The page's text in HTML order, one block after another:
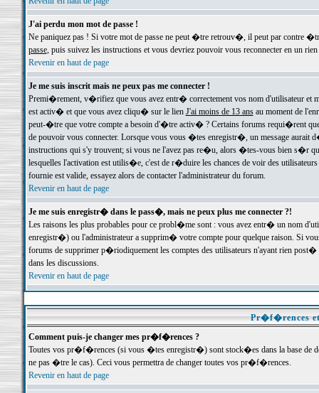
J'ai perdu mon mot de passe !
Ne paniquez pas ! Si votre mot de passe ne peut �tre retrouv�, il peut par contre
passe, puis suivez les instructions et vous devriez pouvoir vous reconnecter en un rien
Revenir en haut de page
Je me suis inscrit mais ne peux pas me connecter !
Premi�rement, v�rifiez que vous avez entr� correctement vos nom d'utilisateur
est activ� et que vous avez cliqu� sur le lien J'ai moins de 13 ansau moment de
peut-�tre que votre compte a besoin d'�tre activ� ? Certains forums requi�rent
de pouvoir vous connecter. Lorsque vous vous �tes enregistr�, un message aurait
instructions qui s'y trouvent; si vous ne l'avez pas re�u, alors �tes-vous bien s�r
lesquelles l'activation est utilis�e, c'est de r�duire les chances de voir des
fournie est valide, essayez alors de contacter l'administrateur du forum.
Revenir en haut de page
Je me suis enregistr� dans le pass�, mais ne peux plus me connecter ?!
Les raisons les plus probables pour ce probl�me sont : vous avez entr� un nom
enregistr�) ou l'administrateur a supprim� votre compte pour quelque raison. Si
forums de supprimer p�riodiquement les comptes des utilisateurs n'ayant rien
dans les discussions.
Revenir en haut de page
Pr�f�rences
Comment puis-je changer mes pr�f�rences ?
Toutes vos pr�f�rences (si vous �tes enregistr�) sont stock�es dans la base de
ne pas �tre le cas). Ceci vous permettra de changer toutes vos pr�f�rences.
Revenir en haut de page